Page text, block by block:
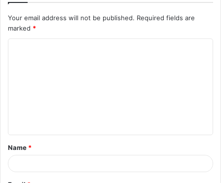
Your email address will not be published. Required fields are
marked *
t
*
Name *